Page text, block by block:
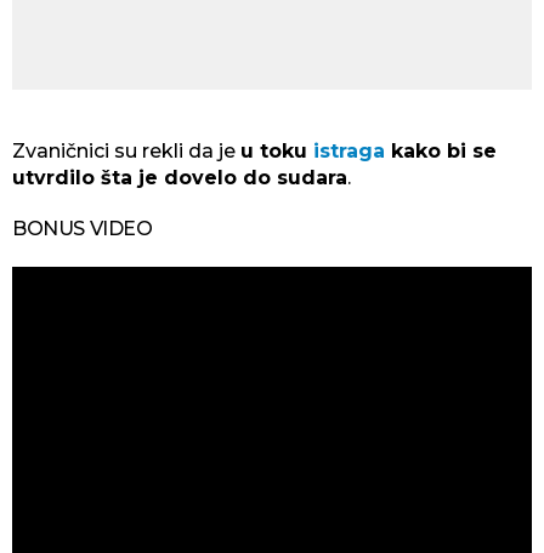
Zvaničnici su rekli da je u toku istraga kako bi se
utvrdilo šta je dovelo do sudara.
BONUS VIDEO